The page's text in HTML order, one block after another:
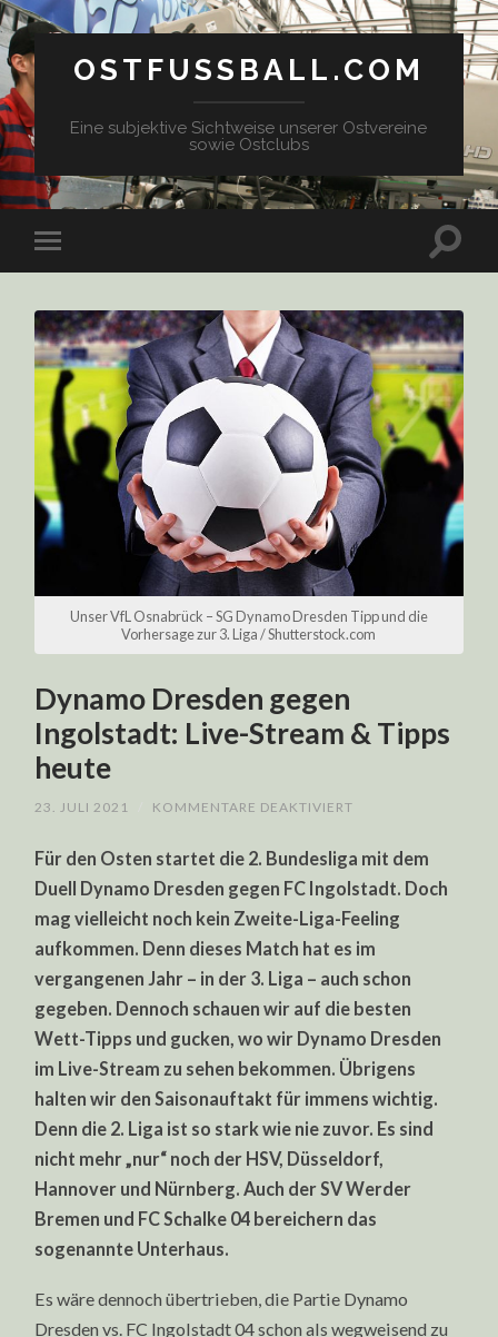
OSTFUSSBALL.COM
Eine subjektive Sichtweise unserer Ostvereine
sowie Ostclubs
Unser VfL Osnabrück – SG Dynamo Dresden Tipp und die
Vorhersage zur 3. Liga / Shutterstock.com
Dynamo Dresden gegen
Ingolstadt: Live-Stream & Tipps
heute
23. JULI 2021 KOMMENTARE DEAKTIVIERT
GEGEN
LIVE-
&
TIPPS
HEUTE
Für den Osten startet die 2. Bundesliga mit dem
Duell Dynamo Dresden gegen FC Ingolstadt. Doch
mag vielleicht noch kein Zweite-Liga-Feeling
aufkommen. Denn dieses Match hat es im
vergangenen Jahr – in der 3. Liga – auch schon
gegeben. Dennoch schauen wir auf die besten
Wett-Tipps und gucken, wo wir Dynamo Dresden
im Live-Stream zu sehen bekommen. Übrigens
halten wir den Saisonauftakt für immens wichtig.
Denn die 2. Liga ist so stark wie nie zuvor. Es sind
nicht mehr „nur“ noch der HSV, Düsseldorf,
Hannover und Nürnberg. Auch der SV Werder
Bremen und FC Schalke 04 bereichern das
sogenannte Unterhaus.
Es wäre dennoch übertrieben, die Partie Dynamo
Dresden vs. FC Ingolstadt 04 schon als wegweisend zu